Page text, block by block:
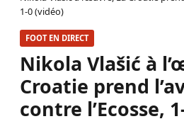
1-0 (vidéo)
FOOT EN DIRECT
Nikola Vlašić à
Croatie prend
contre l’Ecosse,